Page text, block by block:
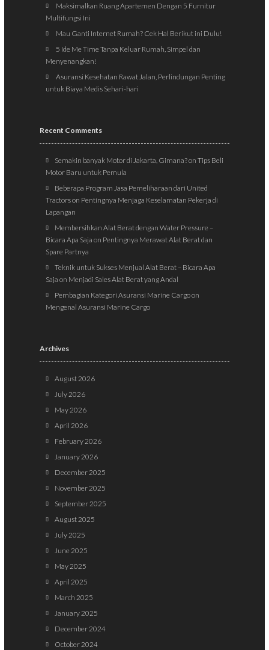
Maksimalkan Ruang Apartemen Dengan 5 Furnitur
Multifungsi Ini
Mau Ganti Internet Rumah? Cek Hal Berikut ini Dulu!
5 Ide Me Time Tanpa Keluar Rumah, Simpel dan
Menyenangkan!
Asuransi Kesehatan Rawat Jalan, Perlindungan Penting
untuk Biaya Medis Sehari-hari
Recent Comments
Semakin banyak Motor di Jakarta, Gimana?onTips Beli
Motor Baru untuk Pemula
Beberapa Program Jasa Pemeliharaan dari United
Tractorson Pentingnya Menjaga Keselamatan Pekerja di
Lapangan
Membersihkan Alat Berat dengan Water Pressure –
Bicara Apa Saja on Pentingnya Merawat Alat Berat dan
Spare Partnya
Teknik untuk Sukses Menjual Alat Berat – Bicara Apa
Saja on Menjadi Sales Alat Berat yang Andal
Pembagian Kategori Asuransi Marine Cargoon
Mengenal Asuransi Marine Cargo
Archives
August 2026
July 2026
May 2026
April 2026
February 2026
January 2026
December 2025
November 2025
September 2025
August 2025
July 2025
June 2025
May 2025
April 2025
March 2025
January 2025
December 2024
October 2024